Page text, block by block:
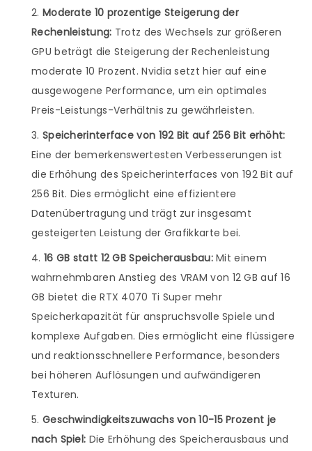
Moderate 10 prozentige Steigerung der
Rechenleistung: Trotz des Wechsels zur größeren
GPU beträgt die Steigerung der Rechenleistung
moderate 10 Prozent. Nvidia setzt hier auf eine
ausgewogene Performance, um ein optimales
Preis-Leistungs-Verhältnis zu gewährleisten.
Speicherinterface von 192 Bit auf 256 Bit erhöht:
Eine der bemerkenswertesten Verbesserungen ist
die Erhöhung des Speicherinterfaces von 192 Bit auf
256 Bit. Dies ermöglicht eine effizientere
Datenübertragung und trägt zur insgesamt
gesteigerten Leistung der Grafikkarte bei.
16 GB statt 12 GB Speicherausbau:Mit einem
wahrnehmbaren Anstieg des VRAM von 12 GB auf 16
GB bietet die RTX 4070 Ti Super mehr
Speicherkapazität für anspruchsvolle Spiele und
komplexe Aufgaben. Dies ermöglicht eine flüssigere
und reaktionsschnellere Performance, besonders
bei höheren Auflösungen und aufwändigeren
Texturen.
Geschwindigkeitszuwachs von 10-15 Prozent je
nach Spiel: Die Erhöhung des Speicherausbaus und